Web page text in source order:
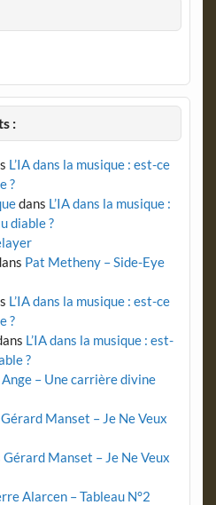
:
L’IA dans la musique : est-ce
?
dans L’IA dans la musique :
diable ?
Pat Metheny – Side-Eye
L’IA dans la musique : est-ce
?
L’IA dans la musique : est-
?
Ange – Une carrière divine
Gérard Manset – Je Ne Veux
Gérard Manset – Je Ne Veux
Alarcen – Tableau N°2